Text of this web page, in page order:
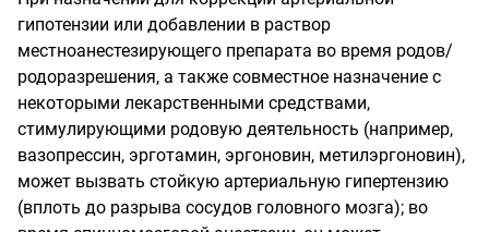
гипотензии или добавлении в раствор
местноанестезирующего препарата во время родов/
родоразрешения, а также совместное назначение с
некоторыми лекарственными средствами,
стимулирующими родовую деятельность (например,
вазопрессин, эрготамин, эргоновин, метилэргоновин),
может вызвать стойкую артериальную гипертензию
(вплоть до разрыва сосудов головного мозга); во